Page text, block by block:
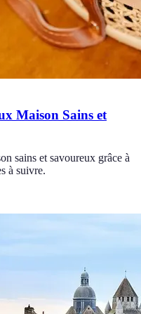
Maison Sains et
sains et savoureux grâce à
à suivre.